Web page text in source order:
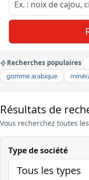
Recherches populaires
gomme arabique
Résultats de
Vous recherchez toutes
Type de société